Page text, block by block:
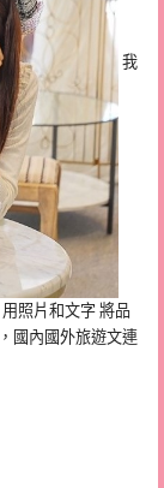
我
照片和文字 將品
國內國外旅遊文連